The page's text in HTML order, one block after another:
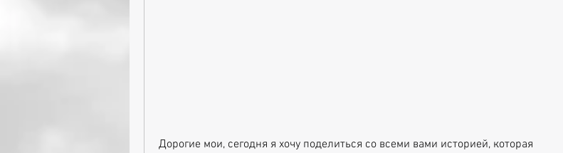
Дорогие мои, сегодня я хочу поделиться со всеми вами историей, которая